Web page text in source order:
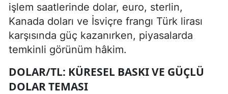
işlem saatlerinde dolar, euro, sterlin,
Kanada doları ve İsviçre frangı Türk lirası
karşısında güç kazanırken, piyasalarda
temkinli görünüm hâkim.
DOLAR/TL: KÜRESEL BASKI VE GÜÇLÜ
DOLAR TEMASI